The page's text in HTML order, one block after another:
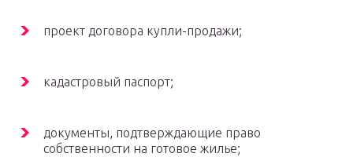
проект договора купли-продажи;
кадастровый паспорт;
документы, подтверждающие право
собственности на готовое жилье;